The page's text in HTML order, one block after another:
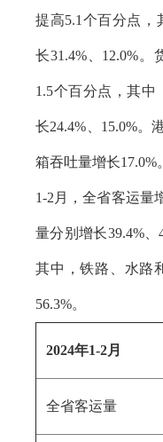
提高5.1个百分点，
长31.4%、12.0%
1.5个百分点，其中
长24.4%、15.0%。
箱吞吐量增长17.0%。
1-2月，全省客运量
量分别增长39.4%、
其中，铁路、水路
56.3%。
2024年1-2月
全省客运量